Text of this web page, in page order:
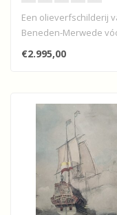
Een olieverfschilderij
Beneden-Merwede
Papendrecht met zicht
€2.995,00